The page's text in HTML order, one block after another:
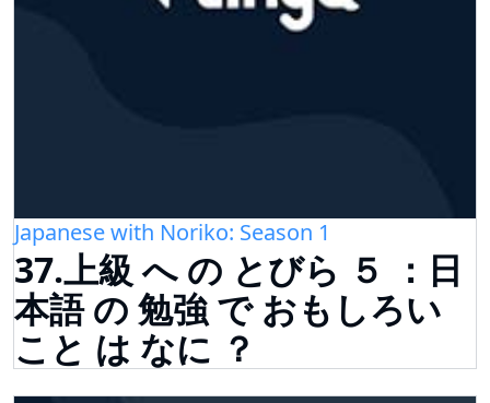
Japanese with Noriko: Season 1
37.上級 へ の とびら ５ ：日
本語 の 勉強 で おもしろい
こと は なに ？